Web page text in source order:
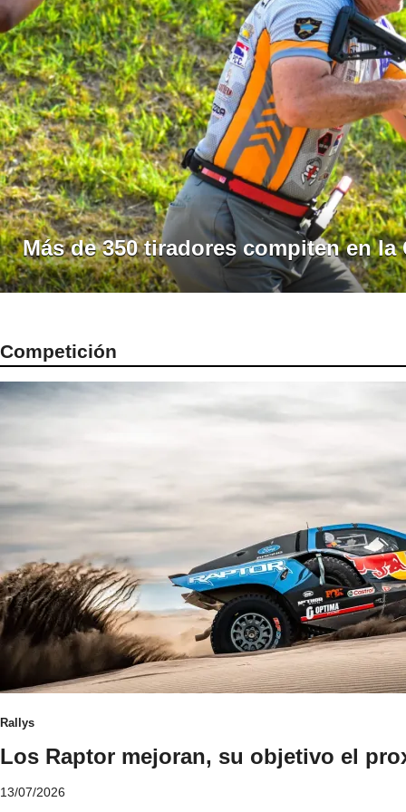
Más de 350 tiradores compiten en la
Competición
P
o
Rallys
Los Raptor mejoran, su objetivo el
b13/07/2026